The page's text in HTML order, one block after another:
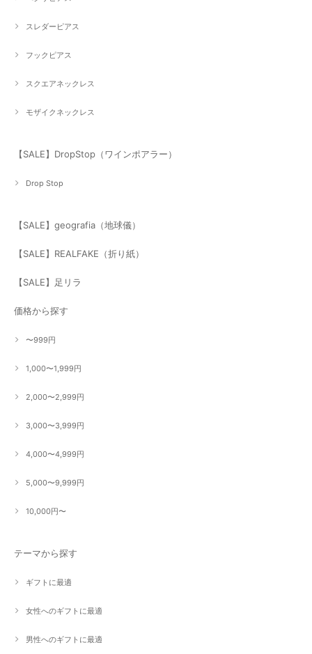
スレダーピアス
フックピアス
スクエアネックレス
モザイクネックレス
【SALE】DropStop（ワインポアラー）
Drop Stop
【SALE】geografia（地球儀）
【SALE】REALFAKE（折り紙）
【SALE】足リラ
価格から探す
〜999円
1,000〜1,999円
2,000〜2,999円
3,000〜3,999円
4,000〜4,999円
5,000〜9,999円
10,000円〜
テーマから探す
ギフトに最適
女性へのギフトに最適
男性へのギフトに最適